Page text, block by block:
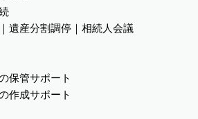
遺産分割調停｜相続人会議
保管サポート
作成サポート